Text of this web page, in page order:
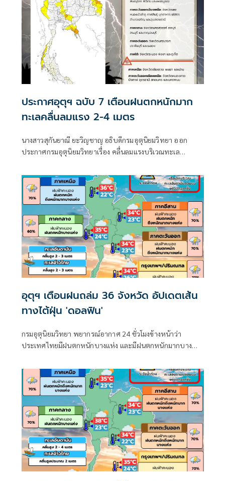
ประกาศอุตุฯ ฉบับ 7 เตือนฝนตกหนักมาก
ทะเลคลื่นลมแรง 2-4 เมตร
นางสาวสุกันยาณี ยะวิญชาญ อธิบดีกรมอุตุนิยมวิทยา ออก
ประกาศกรมอุตุนิยมวิทยาเรื่อง คลื่นลมแรงบริเวณทะเล
มากบริเวณประเทศไทย
อุตุฯ เตือนฝนถล่ม 36 จังหวัด อัปเดตเส้น
ทางไต้ฝุ่น 'ดอลฟิน'
กรมอุตุนิยมวิทยา พยากรณ์อากาศ 24 ชั่วโมงข้างหน้าว่า
ประเทศไทยมีฝนตกหนักบางแห่ง และมีฝนตกหนักมากบาง